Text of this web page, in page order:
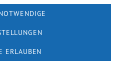
KontaktAnfahrtCookies
ERLAUBEN